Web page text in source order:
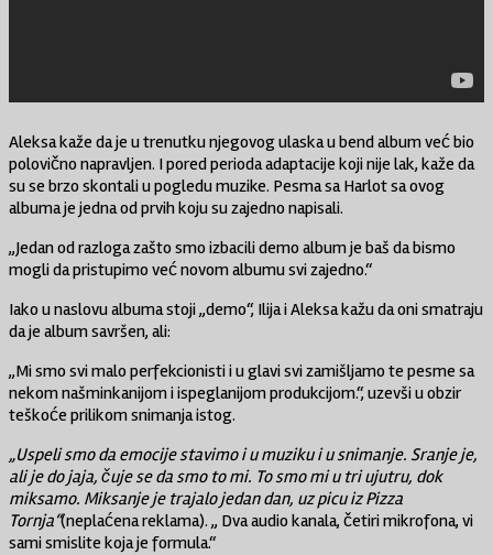
Aleksa kaže da je u trenutku njegovog ulaska u bend album već bio
polovično napravljen. I pored perioda adaptacije koji nije lak, kaže da
su se brzo skontali u pogledu muzike. Pesma sa Harlot sa ovog
albuma je jedna od prvih koju su zajedno napisali.
„Jedan od razloga zašto smo izbacili demo album je baš da bismo
mogli da pristupimo već novom albumu svi zajedno.“
Iako u naslovu albuma stoji „demo“, Ilija i Aleksa kažu da oni smatraju
da je album savršen, ali:
,,Mi smo svi malo perfekcionisti i u glavi svi zamišljamo te pesme sa
nekom našminkanijom i ispeglanijom produkcijom.“, uzevši u obzir
teškoće prilikom snimanja istog.
„Uspeli smo da emocije stavimo i u muziku i u snimanje. Sranje je,
ali je do jaja, čuje se da smo to mi. To smo mi u tri ujutru, dok
miksamo. Miksanje je trajalo jedan dan, uz picu iz Pizza
Tornja“(neplaćena reklama). „ Dva audio kanala, četiri mikrofona, vi
sami smislite koja je formula.“